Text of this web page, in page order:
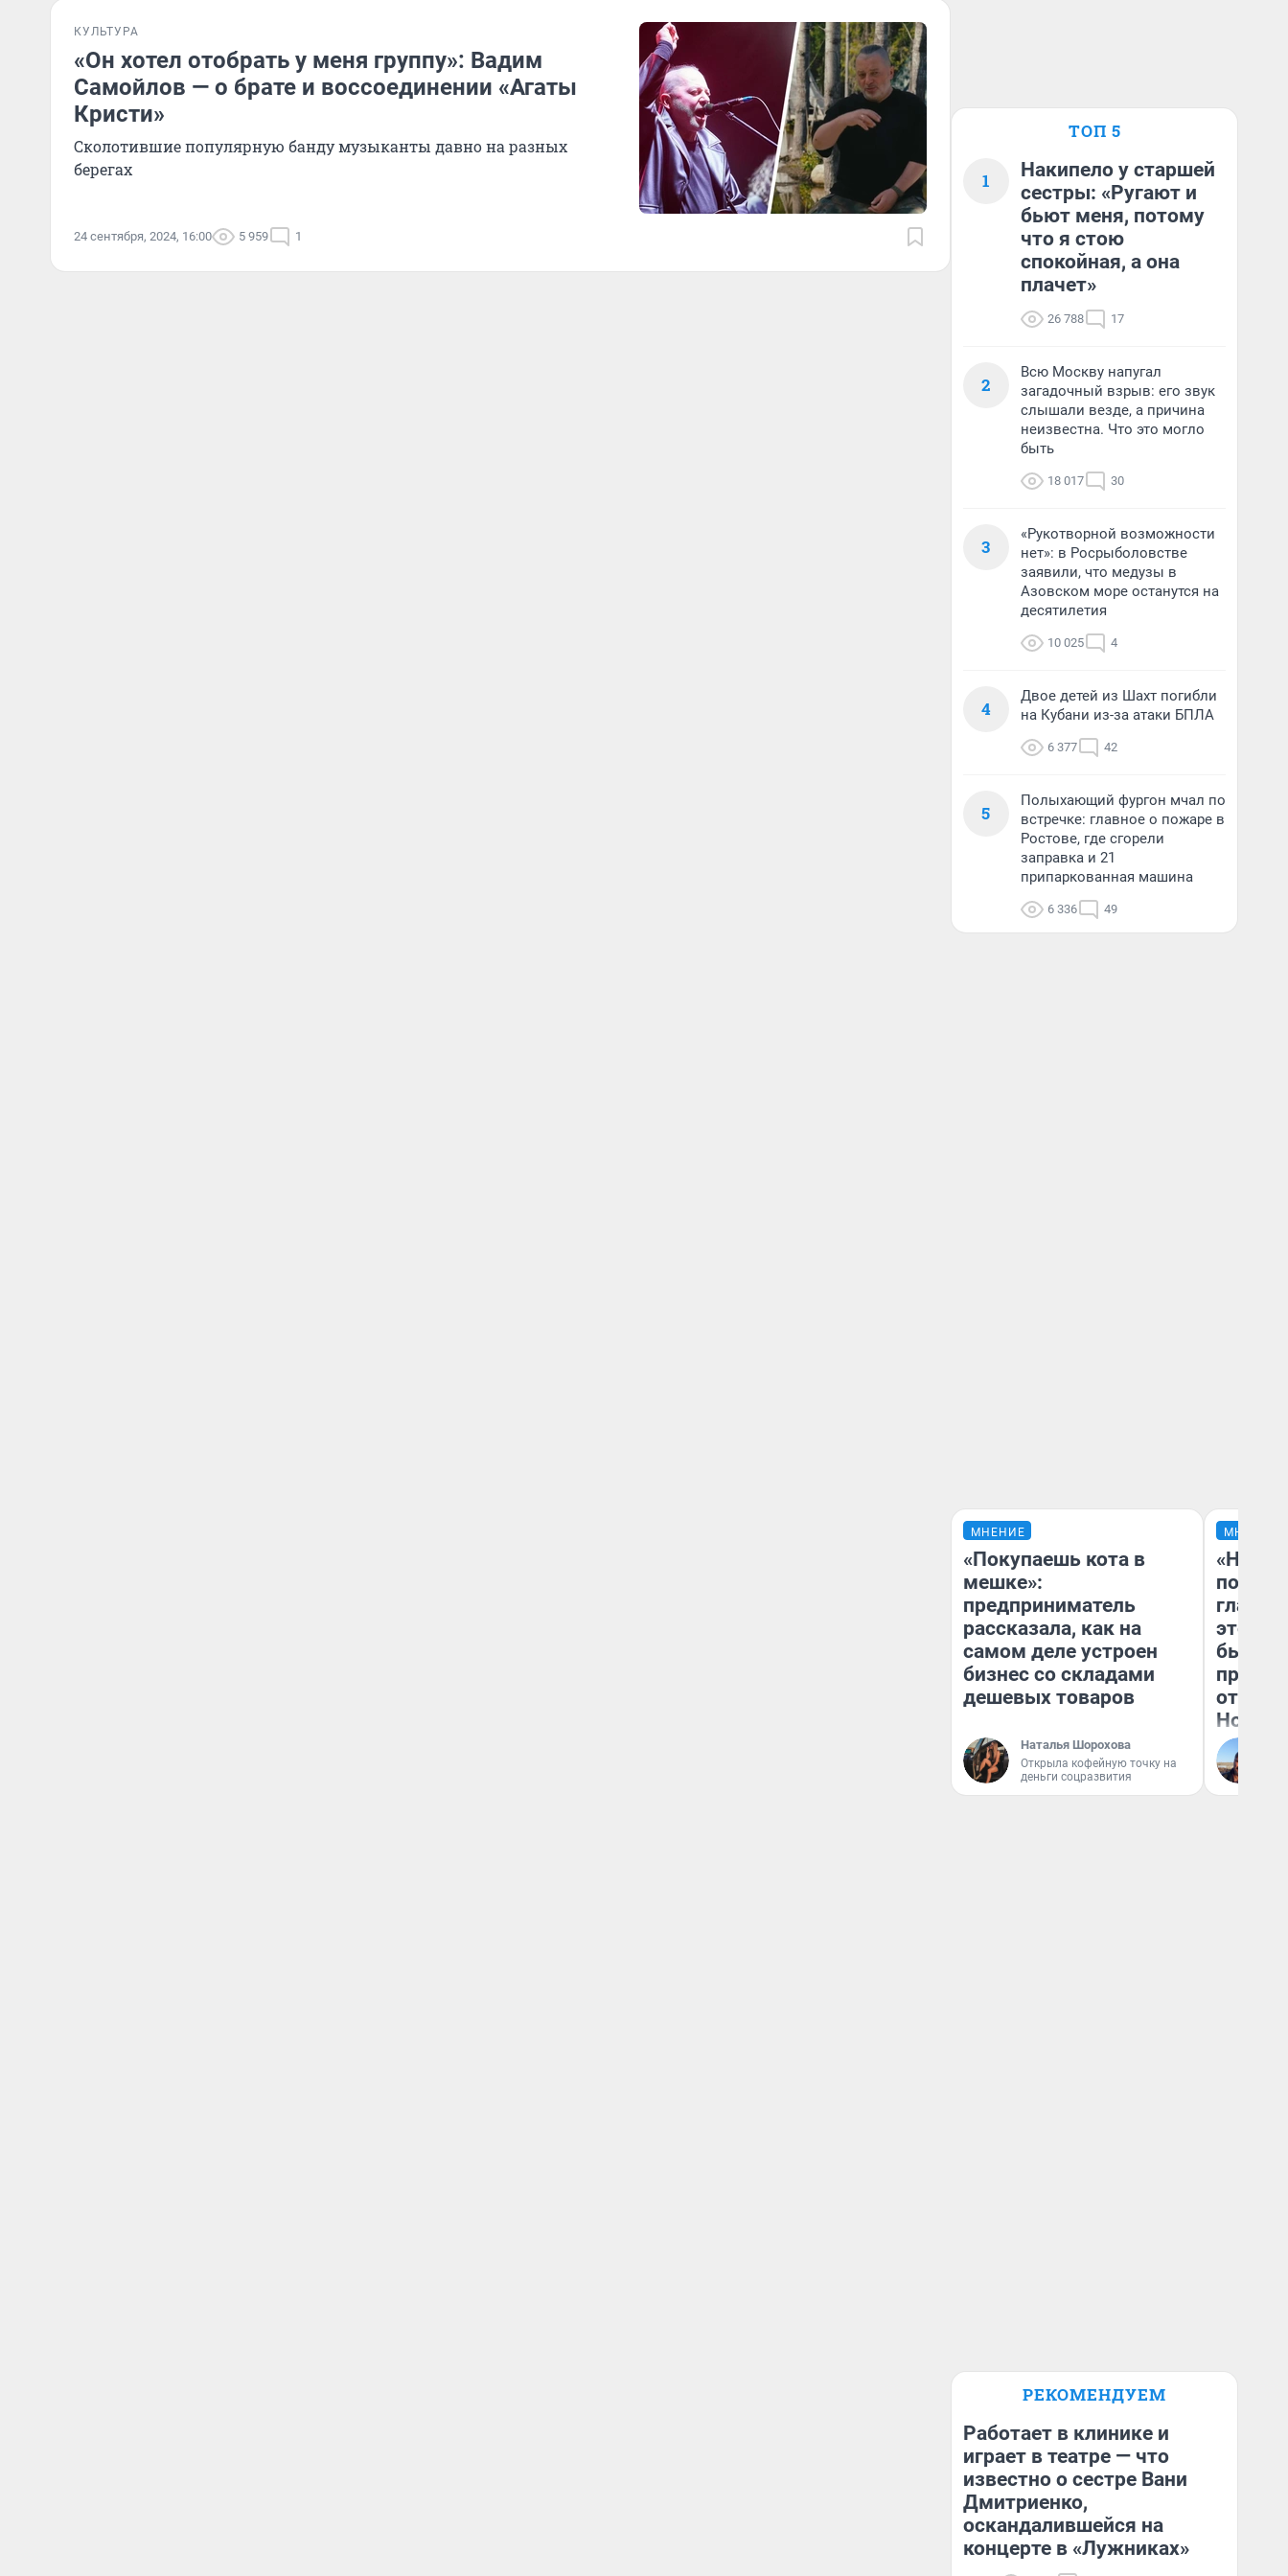
КУЛЬТУРА
«Он хотел отобрать у меня группу»: Вадим
Самойлов — о брате и воссоединении «Агаты
Кристи»
Сколотившие популярную банду музыканты давно на разных
берегах
24 сентября, 2024, 16:00 5 959 1
ТОП 5
1
Накипело у старшей
сестры: «Ругают и
бьют меня, потому
что я стою
спокойная, а она
плачет»
26 788 17
2
Всю Москву напугал
загадочный взрыв: его звук
слышали везде, а причина
неизвестна. Что это могло
быть
18 017 30
3
«Рукотворной возможности
нет»: в Росрыболовстве
заявили, что медузы в
Азовском море останутся на
десятилетия
10 025 4
4
Двое детей из Шахт погибли
на Кубани из-за атаки БПЛА
6 377 42
5
Полыхающий фургон мчал по
встречке: главное о пожаре в
Ростове, где сгорели
заправка и 21
припаркованная машина
6 336 49
МНЕНИЕ
«Покупаешь кота в
мешке»:
предприниматель
рассказала, как на
самом деле устроен
бизнес со складами
дешевых товаров
Наталья Шорохова
Открыла кофейную точку на
деньги соцразвития
МНЕНИЕ
этого
бьет
отзыв
Нолана
РЕКОМЕНДУЕМ
Работает в клинике и
играет в театре — что
известно о сестре Вани
Дмитриенко,
оскандалившейся на
концерте в «Лужниках»